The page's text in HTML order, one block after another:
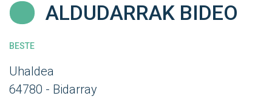
ALDUDARRAK BIDEO
BESTE
Uhaldea
64780 - Bidarray